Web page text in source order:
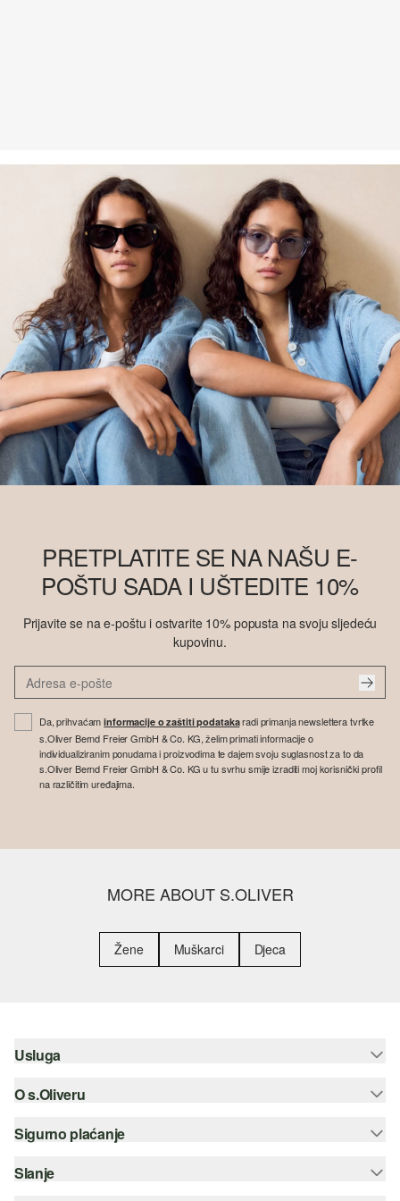
PRETPLATITE SE NA NAŠU E-
POŠTU SADA I UŠTEDITE 10%
Prijavite se na e-poštu i ostvarite 10% popusta na svoju sljedeću
kupovinu.
Da, prihvaćaminformacije o zaštiti podatakaradi primanja newslettera tvrtke
s.Oliver Bernd Freier GmbH & Co. KG, želim primati informacije o
individualiziranim ponudama i proizvodima te dajem svoju suglasnost za to da
s.Oliver Bernd Freier GmbH & Co. KG u tu svrhu smije izraditi moj korisnički profil
na različitim uređajima.
MORE ABOUT S.OLIVER
Žene Muškarci Djeca
Usluga
Pomoć i česta pitanja
Savjetovanje o veličinama
Odjeća
O s.Oliveru
Newsletter
s.Oliver Group
Sigurno plaćanje
Kreditna kartica
Slanje